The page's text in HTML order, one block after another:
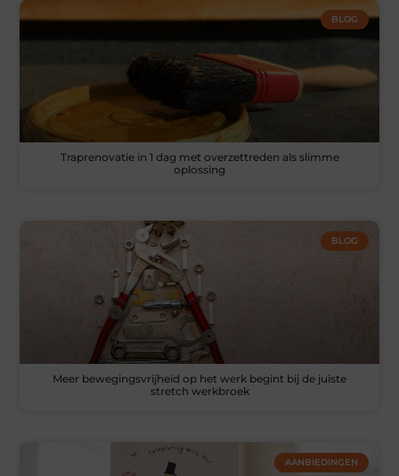
BLOG
Traprenovatie in 1 dag met overzettreden als slimme
oplossing
BLOG
Meer bewegingsvrijheid op het werk begint bij de juiste
stretch werkbroek
AANBIEDINGEN